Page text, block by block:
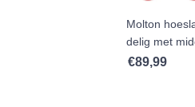
Molton
delig met
€89,99